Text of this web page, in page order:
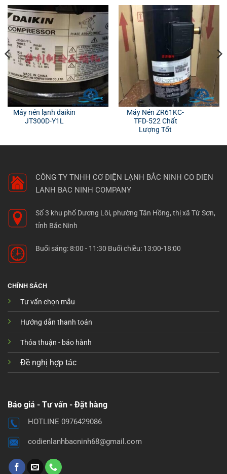
Máy nén lạnh daikin
JT300D-Y1L
Máy Nén ZR61KC-
TFD-522 Chất
Lượng Tốt
CÔNG TY TNHH CƠ ĐIỆN LẠNH BẮC NINH CO DIEN
LANH BAC NINH COMPANY
Số 3 khu phố Dương Lôi, phường Tân Hồng, thị xã Từ Sơn,
tỉnh Bắc Ninh
Buổi sáng: 8:00 - 11:30 Buổi chiều: 13:00-18:00
CHÍNH SÁCH
Tư vấn chọn mẫu
Hướng dẫn thanh toán
Thỏa thuận - bảo hành
Đề nghị hợp tác
Báo giá - Tư vấn - Đặt hàng
HOTLINE 0976429086
codienlanhbacninh68@gmail.com